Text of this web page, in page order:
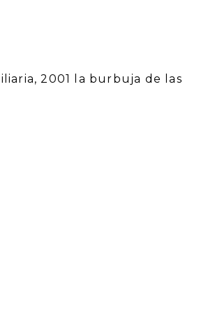
2001 la burbuja de las